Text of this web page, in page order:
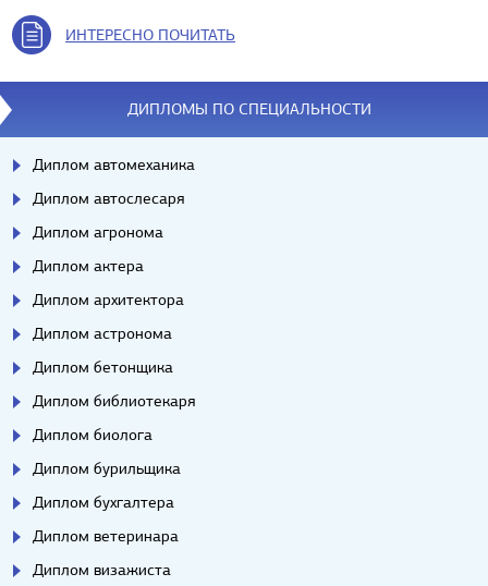
ИНТЕРЕСНО ПОЧИТАТЬ
ДИПЛОМЫ ПО СПЕЦИАЛЬНОСТИ
Диплом автомеханика
Диплом автослесаря
Диплом агронома
Диплом актера
Диплом архитектора
Диплом астронома
Диплом бетонщика
Диплом библиотекаря
Диплом биолога
Диплом бурильщика
Диплом бухгалтера
Диплом ветеринара
Диплом визажиста